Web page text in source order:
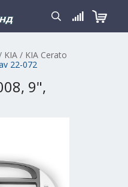
KIA / KIA Cerato
22-072
9",